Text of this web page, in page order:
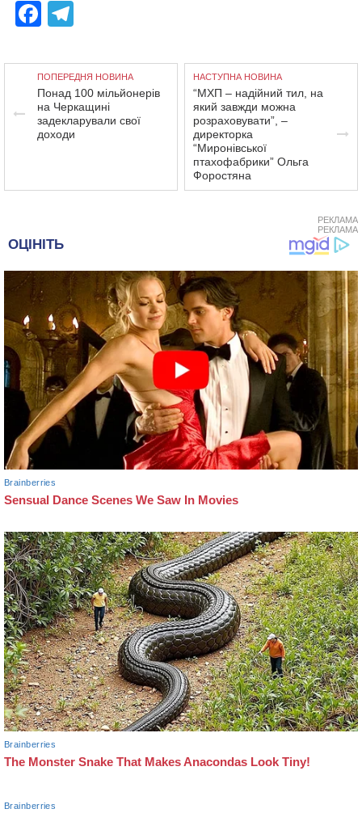
Facebook
ПОПЕРЕДНЯ НОВИНА
Понад 100 мільйонерів
на Черкащині
задекларували свої
доходи
НАСТУПНА НОВИНА
“МХП – надійний тил, на
який завжди можна
розраховувати”, –
директорка
“Миронівської
птахофабрики” Ольга
Форостяна
РЕКЛАМА
РЕКЛАМА